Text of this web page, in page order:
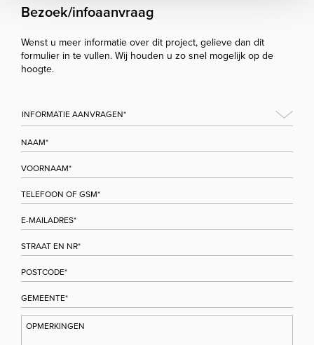
Bezoek/infoaanvraag
Wenst u meer informatie over dit project, gelieve dan dit
formulier in te vullen. Wij houden u zo snel mogelijk op de
hoogte.